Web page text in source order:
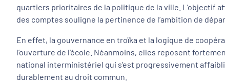
quartiers prioritaires de la politique de la ville. L’objectif
des comptes souligne la pertinence de l’ambition de
En effet, la gouvernance en troïka et la logique de
l’ouverture de l’école. Néanmoins, elles reposent
national interministériel qui s’est progressivement
durablement au droit commun.